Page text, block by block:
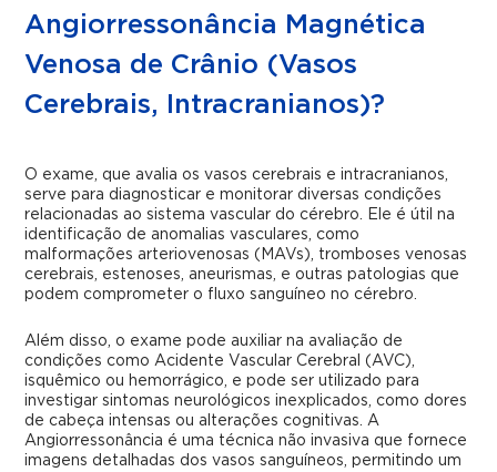
Angiorressonância Magnética
Venosa de Crânio (Vasos
Cerebrais, Intracranianos)?
O exame, que avalia os vasos cerebrais e intracranianos,
serve para diagnosticar e monitorar diversas condições
relacionadas ao sistema vascular do cérebro. Ele é útil na
identificação de anomalias vasculares, como
malformações arteriovenosas (MAVs), tromboses venosas
cerebrais, estenoses, aneurismas, e outras patologias que
podem comprometer o fluxo sanguíneo no cérebro.
Além disso, o exame pode auxiliar na avaliação de
condições como Acidente Vascular Cerebral (AVC),
isquêmico ou hemorrágico, e pode ser utilizado para
investigar sintomas neurológicos inexplicados, como dores
de cabeça intensas ou alterações cognitivas. A
Angiorressonância é uma técnica não invasiva que fornece
imagens detalhadas dos vasos sanguíneos, permitindo um